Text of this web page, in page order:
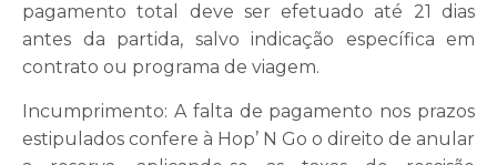
pagamento total deve ser efetuado até 21 dias
antes da partida, salvo indicação específica em
contrato ou programa de viagem.
Incumprimento: A falta de pagamento nos prazos
estipulados confere à Hop’ N Go o direito de anular